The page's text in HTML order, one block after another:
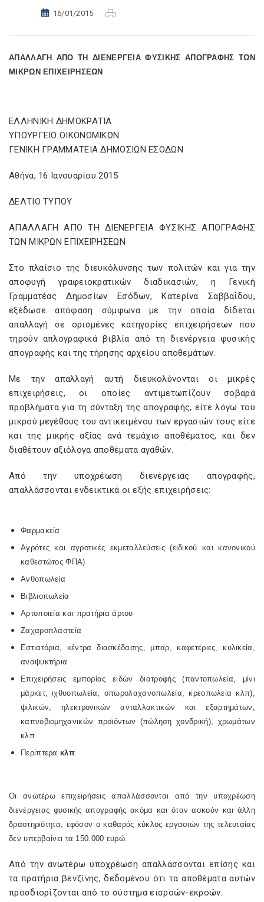
16/01/2015
ΑΠΑΛΛΑΓΗ ΑΠΟ ΤΗ ΔΙΕΝΕΡΓΕΙΑ ΦΥΣΙΚΗΣ ΑΠΟΓΡΑΦΗΣ ΤΩΝ
ΜΙΚΡΩΝ ΕΠΙΧΕΙΡΗΣΕΩΝ
ΕΛΛΗΝΙΚΗ ΔΗΜΟΚΡΑΤΙΑ
ΥΠΟΥΡΓΕΙΟ ΟΙΚΟΝΟΜΙΚΩΝ
ΓΕΝΙΚΗ ΓΡΑΜΜΑΤΕΙΑ ΔΗΜΟΣΙΩΝ ΕΣΟΔΩΝ
Αθήνα, 16 Ιανουαρίου 2015
ΔΕΛΤΙΟ ΤΥΠΟΥ
ΑΠΑΛΛΑΓΗ ΑΠΟ ΤΗ ΔΙΕΝΕΡΓΕΙΑ ΦΥΣΙΚΗΣ ΑΠΟΓΡΑΦΗΣ
ΤΩΝ ΜΙΚΡΩΝ ΕΠΙΧΕΙΡΗΣΕΩΝ
Στο πλαίσιο της διευκόλυνσης των πολιτών και για την
αποφυγή γραφειοκρατικών διαδικασιών, η Γενική
Γραμματέας Δημοσίων Εσόδων, Κατερίνα Σαββαΐδου,
εξέδωσε απόφαση σύμφωνα με την οποία δίδεται
απαλλαγή σε ορισμένες κατηγορίες επιχειρήσεων που
τηρούν απλογραφικά βιβλία από τη διενέργεια φυσικής
απογραφής και της τήρησης αρχείου αποθεμάτων.
Με την απαλλαγή αυτή διευκολύνονται οι μικρές
επιχειρήσεις, οι οποίες αντιμετωπίζουν σοβαρά
προβλήματα για τη σύνταξη της απογραφής, είτε λόγω του
μικρού μεγέθους του αντικειμένου των εργασιών τους είτε
και της μικρής αξίας ανά τεμάχιο αποθέματος, και δεν
διαθέτουν αξιόλογα αποθέματα αγαθών.
Από την υποχρέωση διενέργειας απογραφής,
απαλλάσσονται ενδεικτικά οι εξής επιχειρήσεις:
Φαρμακεία
Αγρότες και αγροτικές εκμεταλλεύσεις (ειδικού και κανονικού
καθεστώτος ΦΠΑ)
Ανθοπωλεία
Βιβλιοπωλεία
Αρτοποιεία και πρατήρια άρτου
Ζαχαροπλαστεία
Εστιατόρια, κέντρα διασκέδασης, μπαρ, καφετέριες, κυλικεία,
αναψυκτήρια
Επιχειρήσεις εμπορίας ειδών διατροφής (παντοπωλεία, μίνι
μάρκετ, ιχθυοπωλεία, οπωρολαχανοπωλεία, κρεοπωλεία κλπ),
ψιλικών, ηλεκτρονικών ανταλλακτικών και εξαρτημάτων,
καπνοβιομηχανικών προϊόντων (πώληση χονδρική), χρωμάτων
κλπ
Περίπτερα κλπ
Οι ανωτέρω επιχειρήσεις απαλλάσσονται από την υποχρέωση
διενέργειας φυσικής απογραφής ακόμα και όταν ασκούν και άλλη
δραστηριότητα, εφόσον ο καθαρός κύκλος εργασιών της τελευταίας
δεν υπερβαίνει τα 150.000 ευρώ.
Από την ανωτέρω υποχρέωση απαλλάσσονται επίσης και
τα πρατήρια βενζίνης, δεδομένου ότι τα αποθέματα αυτών
προσδιορίζονται από το σύστημα εισροών-εκροών.